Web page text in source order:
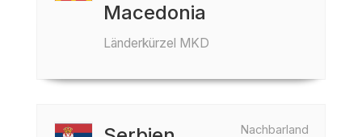
Macedonia
Länderkürzel MKD
Nachbarland